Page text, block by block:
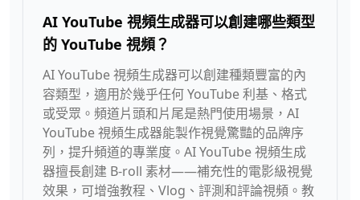
AI YouTube 視頻生成器可以創建哪些類型
的 YouTube 視頻？
AI YouTube 視頻生成器可以創建種類豐富的內
容類型，適用於幾乎任何 YouTube 利基、格式
或受眾。頻道片頭和片尾是熱門使用場景，AI
YouTube 視頻生成器能製作視覺驚豔的品牌序
列，提升頻道的專業度。AI YouTube 視頻生成
器擅長創建 B-roll 素材——補充性的電影級視覺
效果，可增強教程、Vlog、評測和評論視頻。教